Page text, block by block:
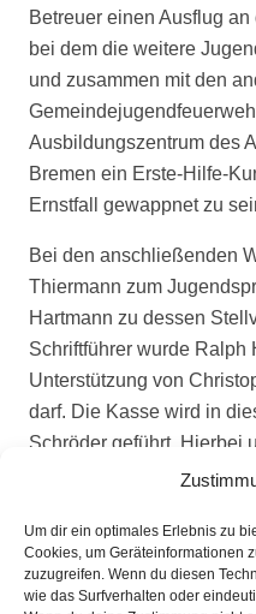
Um dir ein optimales Erlebnis zu
Cookies, um Geräteinformationen
zuzugreifen. Wenn du diesen
wie das Surfverhalten oder
Betreuer einen Ausflug
bei dem die weitere
und zusammen mit den
Ausbildungszentrum des
Bremen ein Erste-Hilfe-
Ernstfall gewappnet zu
Bei den anschließenden
Thiermann zum
Hartmann zu dessen
Schriftführer wurde Ralph
Unterstützung von
darf. Die Kasse wird in
Schröder geführt. Hierbei
Unter Punkt
Schnupperdienste der
Lösch- und